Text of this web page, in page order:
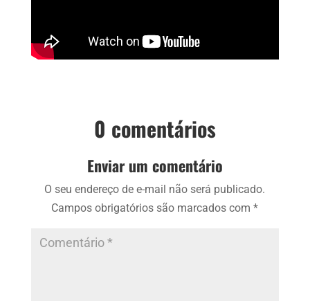
0 comentários
Enviar um comentário
O seu endereço de e-mail não será publicado.
Campos obrigatórios são marcados com*